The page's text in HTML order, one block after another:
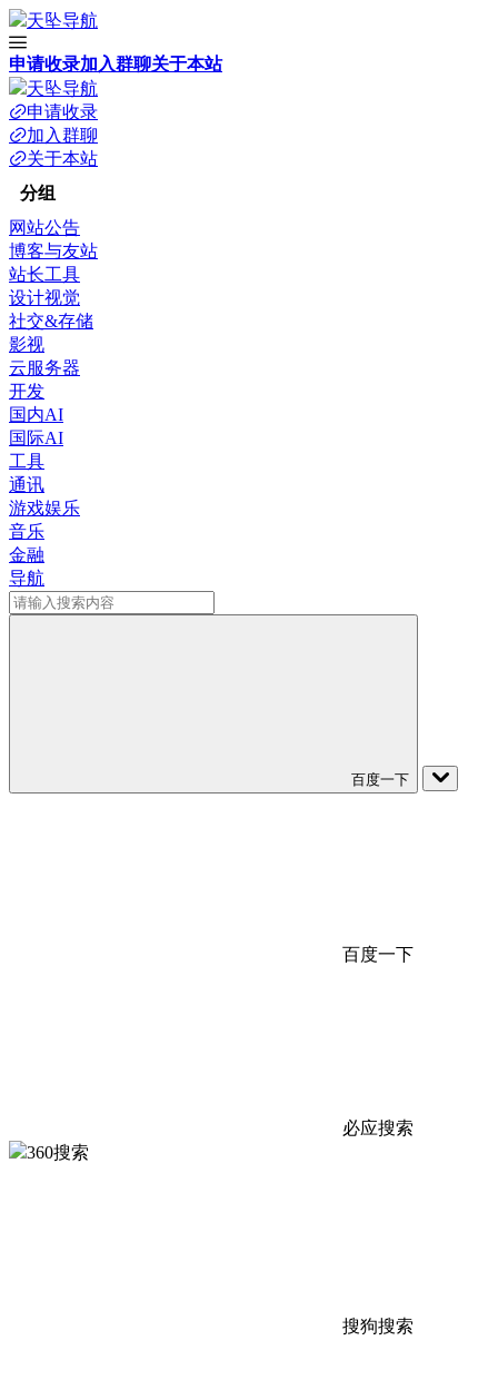
天坠导航
申请收录加入群聊关于本站
天坠导航
申请收录
加入群聊
关于本站
分组
网站公告
博客与友站
站长工具
设计视觉
社交&存储
影视
云服务器
开发
国内AI
国际AI
工具
通讯
游戏娱乐
音乐
金融
导航
百度一下
百度一下
必应搜索
360搜索
搜狗搜索